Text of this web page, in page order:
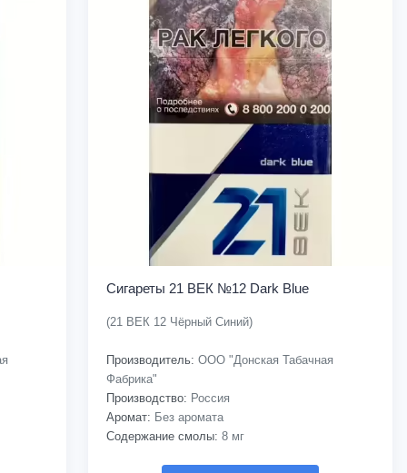
Сигареты 21 ВЕК №12 Dark Blue
(21 ВЕК 12 Чёрный Синий)
Производитель: ООО "Донская Табачная
Фабрика"
Производство: Россия
Аромат: Без аромата
Содержание смолы: 8 мг